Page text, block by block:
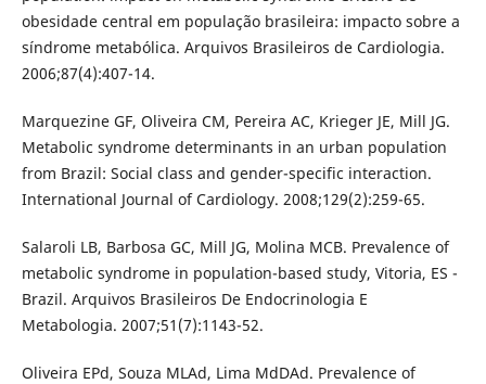
obesidade central em população brasileira: impacto sobre a
síndrome metabólica. Arquivos Brasileiros de Cardiologia.
2006;87(4):407-14.
Marquezine GF, Oliveira CM, Pereira AC, Krieger JE, Mill JG.
Metabolic syndrome determinants in an urban population
from Brazil: Social class and gender-specific interaction.
International Journal of Cardiology. 2008;129(2):259-65.
Salaroli LB, Barbosa GC, Mill JG, Molina MCB. Prevalence of
metabolic syndrome in population-based study, Vitoria, ES -
Brazil. Arquivos Brasileiros De Endocrinologia E
Metabologia. 2007;51(7):1143-52.
Oliveira EPd, Souza MLAd, Lima MdDAd. Prevalence of